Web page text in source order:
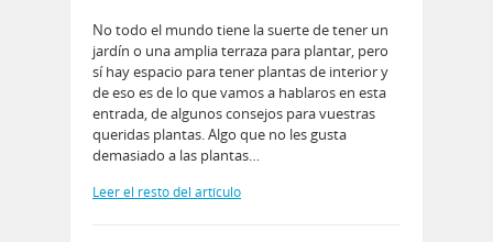
No todo el mundo tiene la suerte de tener un
jardín o una amplia terraza para plantar, pero
sí hay espacio para tener plantas de interior y
de eso es de lo que vamos a hablaros en esta
entrada, de algunos consejos para vuestras
queridas plantas. Algo que no les gusta
demasiado a las plantas…
Leer el resto del artículo